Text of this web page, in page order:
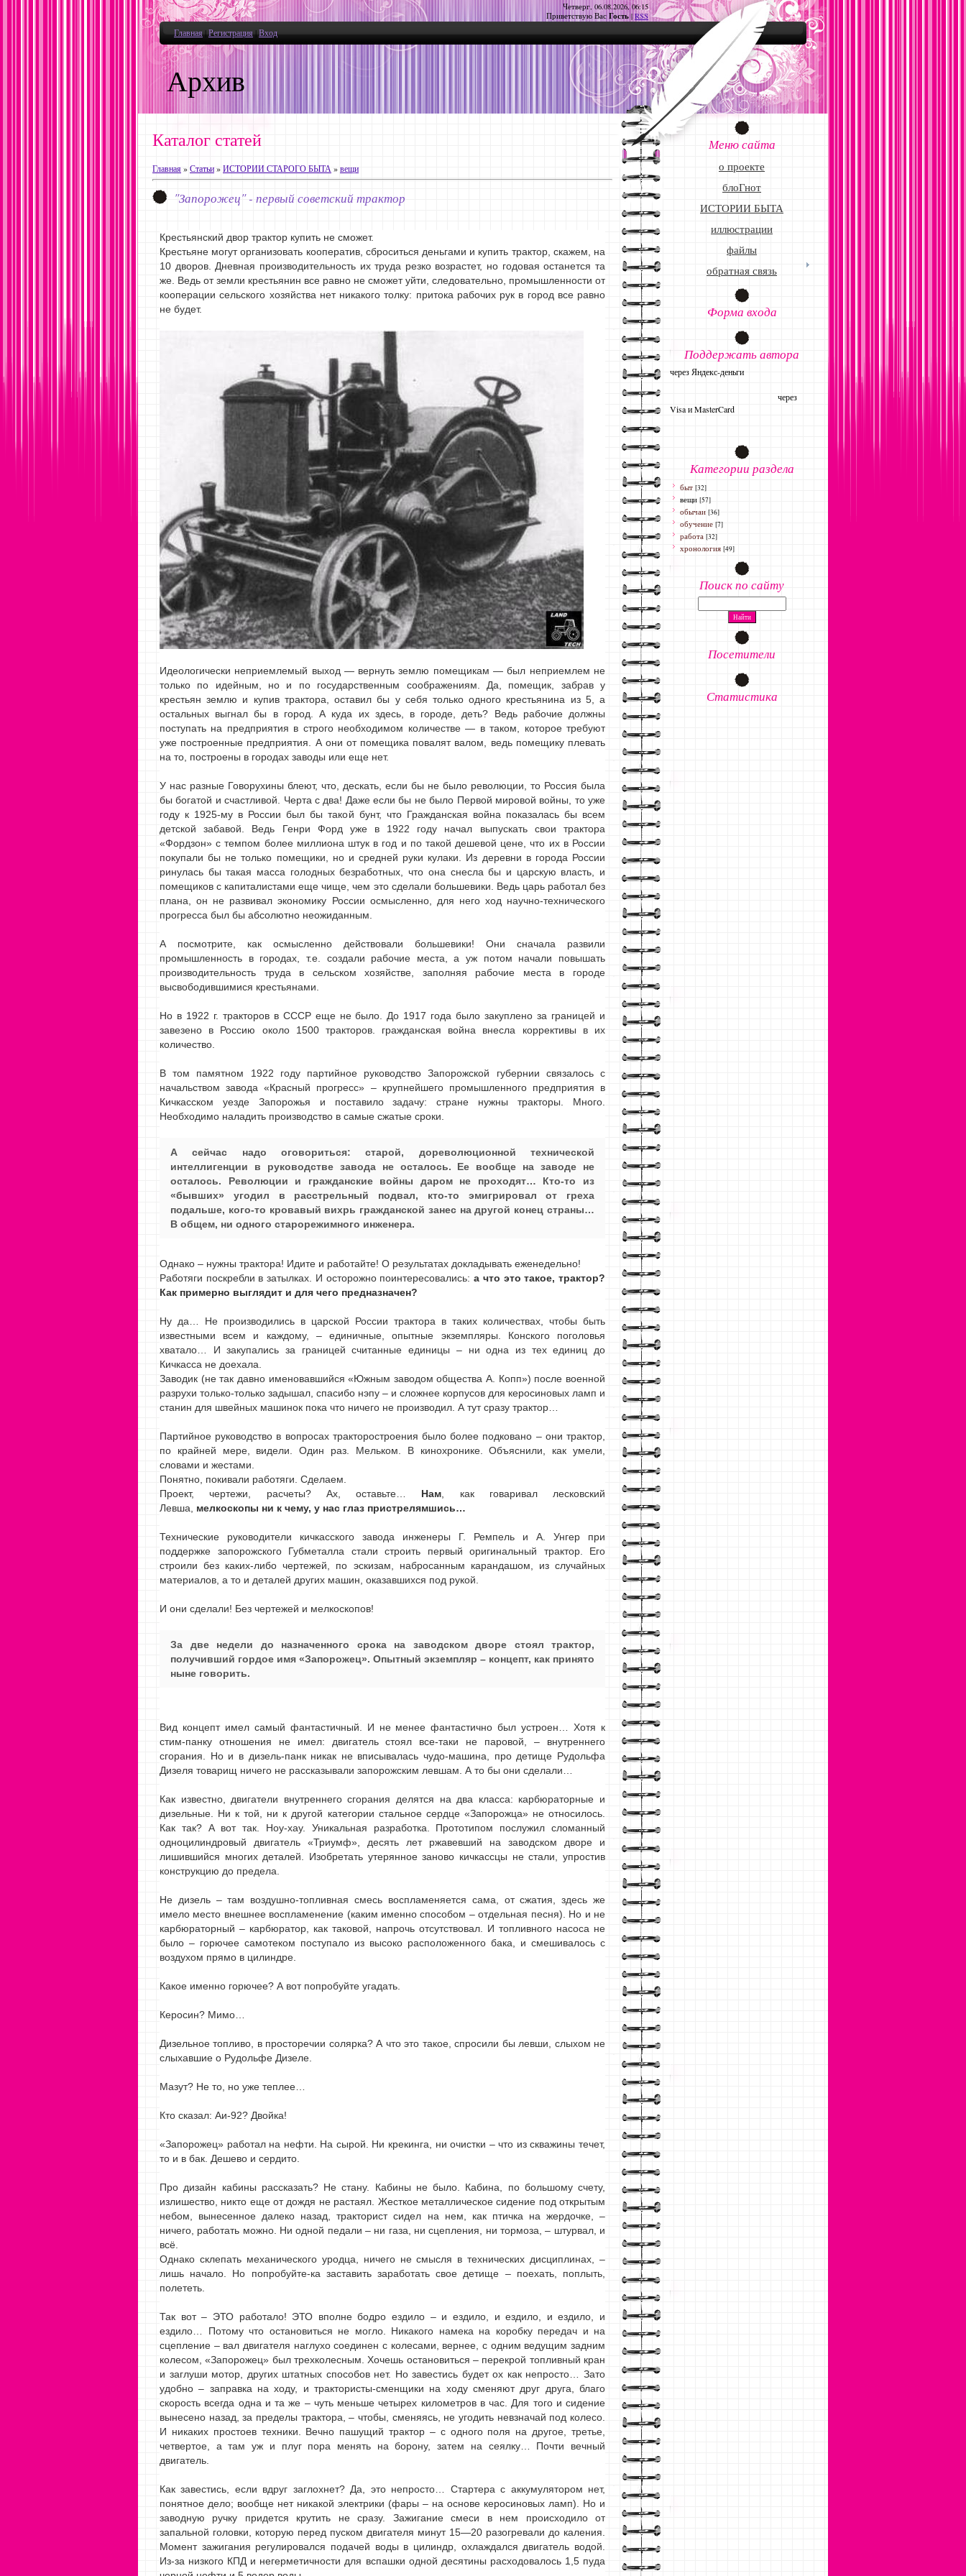
Четверг, 06.08.2026, 06:15
Приветствую Вас Гость | RSS
Архив
Главная|Регистрация|Вход
Каталог статей
Главная»Статьи»ИСТОРИИ СТАРОГО БЫТА »вещи
"Запорожец" - первый советский трактор
Крестьянский двор трактор купить не сможет.
Крестьяне могут организовать кооператив, сброситься деньгами и купить трактор, скажем, на
10 дворов. Дневная производительность их труда резко возрастет, но годовая останется та
же. Ведь от земли крестьянин все равно не сможет уйти, следовательно, промышленности от
кооперации сельского хозяйства нет никакого толку: притока рабочих рук в город все равно
не будет.
Идеологически неприемлемый выход — вернуть землю помещикам — был неприемлем не
только по идейным, но и по государственным соображениям. Да, помещик, забрав у
крестьян землю и купив трактора, оставил бы у себя только одного крестьянина из 5, а
остальных выгнал бы в город. А куда их здесь, в городе, деть? Ведь рабочие должны
поступать на предприятия в строго необходимом количестве — в таком, которое требуют
уже построенные предприятия. А они от помещика повалят валом, ведь помещику плевать
на то, построены в городах заводы или еще нет.
У нас разные Говорухины блеют, что, дескать, если бы не было революции, то Россия была
бы богатой и счастливой. Черта с два! Даже если бы не было Первой мировой войны, то уже
году к 1925-му в России был бы такой бунт, что Гражданская война показалась бы всем
детской забавой. Ведь Генри Форд уже в 1922 году начал выпускать свои трактора
«Фордзон» с темпом более миллиона штук в год и по такой дешевой цене, что их в России
покупали бы не только помещики, но и средней руки кулаки. Из деревни в города России
ринулась бы такая масса голодных безработных, что она снесла бы и царскую власть, и
помещиков с капиталистами еще чище, чем это сделали большевики. Ведь царь работал без
плана, он не развивал экономику России осмысленно, для него ход научно-технического
прогресса был бы абсолютно неожиданным.
А посмотрите, как осмысленно действовали большевики! Они сначала развили
промышленность в городах, т.е. создали рабочие места, а уж потом начали повышать
производительность труда в сельском хозяйстве, заполняя рабочие места в городе
высвободившимися крестьянами.
Но в 1922 г. тракторов в СССР еще не было. До 1917 года было закуплено за границей и
завезено в Россию около 1500 тракторов. гражданская война внесла коррективы в их
количество.
В том памятном 1922 году партийное руководство Запорожской губернии связалось с
начальством завода «Красный прогресс» – крупнейшего промышленного предприятия в
Кичкасском уезде Запорожья и поставило задачу: стране нужны тракторы. Много.
Необходимо наладить производство в самые сжатые сроки.
А сейчас надо оговориться: старой, дореволюционной технической
интеллигенции в руководстве завода не осталось. Ее вообще на заводе не
осталось. Революции и гражданские войны даром не проходят… Кто-то из
«бывших» угодил в расстрельный подвал, кто-то эмигрировал от греха
подальше, кого-то кровавый вихрь гражданской занес на другой конец страны…
В общем, ни одного старорежимного инженера.
Однако – нужны трактора! Идите и работайте! О результатах докладывать еженедельно!
Работяги поскребли в затылках. И осторожно поинтересовались:а что это такое, трактор?
Как примерно выглядит и для чего предназначен?
Ну да… Не производились в царской России трактора в таких количествах, чтобы быть
известными всем и каждому, – единичные, опытные экземпляры. Конского поголовья
хватало… И закупались за границей считанные единицы – ни одна из тех единиц до
Кичкасса не доехала.
Заводик (не так давно именовавшийся «Южным заводом общества А. Копп») после военной
разрухи только-только задышал, спасибо нэпу – и сложнее корпусов для керосиновых ламп и
станин для швейных машинок пока что ничего не производил. А тут сразу трактор…
Партийное руководство в вопросах тракторостроения было более подковано – они трактор,
по крайней мере, видели. Один раз. Мельком. В кинохронике. Объяснили, как умели,
словами и жестами.
Понятно, покивали работяги. Сделаем.
Проект, чертежи, расчеты? Ах, оставьте… Нам , как говаривал лесковский
Левша, мелкоскопы ни к чему, у нас глаз пристрелямшись…
Технические руководители кичкасского завода инженеры Г. Ремпель и А. Унгер при
поддержке запорожского Губметалла стали строить первый оригинальный трактор. Его
строили без каких-либо чертежей, по эскизам, набросанным карандашом, из случайных
материалов, а то и деталей других машин, оказавшихся под рукой.
И они сделали! Без чертежей и мелкоскопов!
За две недели до назначенного срока на заводском дворе стоял трактор,
получивший гордое имя «Запорожец». Опытный экземпляр – концепт, как принято
ныне говорить.
Вид концепт имел самый фантастичный. И не менее фантастично был устроен… Хотя к
стим-панку отношения не имел: двигатель стоял все-таки не паровой, – внутреннего
сгорания. Но и в дизель-панк никак не вписывалась чудо-машина, про детище Рудольфа
Дизеля товарищ ничего не рассказывали запорожским левшам. А то бы они сделали…
Как известно, двигатели внутреннего сгорания делятся на два класса: карбюраторные и
дизельные. Ни к той, ни к другой категории стальное сердце «Запорожца» не относилось.
Как так? А вот так. Ноу-хау. Уникальная разработка. Прототипом послужил сломанный
одноцилиндровый двигатель «Триумф», десять лет ржавевший на заводском дворе и
лишившийся многих деталей. Изобретать утерянное заново кичкассцы не стали, упростив
конструкцию до предела.
Не дизель – там воздушно-топливная смесь воспламеняется сама, от сжатия, здесь же
имело место внешнее воспламенение (каким именно способом – отдельная песня). Но и не
карбюраторный – карбюратор, как таковой, напрочь отсутствовал. И топливного насоса не
было – горючее самотеком поступало из высоко расположенного бака, и смешивалось с
воздухом прямо в цилиндре.
Какое именно горючее? А вот попробуйте угадать.
Керосин? Мимо…
Дизельное топливо, в просторечии солярка? А что это такое, спросили бы левши, слыхом не
слыхавшие о Рудольфе Дизеле.
Мазут? Не то, но уже теплее…
Кто сказал: Аи-92? Двойка!
«Запорожец» работал на нефти. На сырой. Ни крекинга, ни очистки – что из скважины течет,
то и в бак. Дешево и сердито.
Про дизайн кабины рассказать? Не стану. Кабины не было. Кабина, по большому счету,
излишество, никто еще от дождя не растаял. Жесткое металлическое сидение под открытым
небом, вынесенное далеко назад, тракторист сидел на нем, как птичка на жердочке, –
ничего, работать можно. Ни одной педали – ни газа, ни сцепления, ни тормоза, – штурвал, и
всё.
Однако склепать механического уродца, ничего не смысля в технических дисциплинах, –
лишь начало. Но попробуйте-ка заставить заработать свое детище – поехать, поплыть,
полететь.
Так вот – ЭТО работало! ЭТО вполне бодро ездило – и ездило, и ездило, и ездило, и
ездило… Потому что остановиться не могло. Никакого намека на коробку передач и на
сцепление – вал двигателя наглухо соединен с колесами, вернее, с одним ведущим задним
колесом, «Запорожец» был трехколесным. Хочешь остановиться – перекрой топливный кран
и заглуши мотор, других штатных способов нет. Но завестись будет ох как непросто… Зато
удобно – заправка на ходу, и трактористы-сменщики на ходу сменяют друг друга, благо
скорость всегда одна и та же – чуть меньше четырех километров в час. Для того и сидение
вынесено назад, за пределы трактора, – чтобы, сменяясь, не угодить невзначай под колесо.
И никаких простоев техники. Вечно пашущий трактор – с одного поля на другое, третье,
четвертое, а там уж и плуг пора менять на борону, затем на сеялку… Почти вечный
двигатель.
Как завестись, если вдруг заглохнет? Да, это непросто… Стартера с аккумулятором нет,
понятное дело; вообще нет никакой электрики (фары – на основе керосиновых ламп). Но и
заводную ручку придется крутить не сразу. Зажигание смеси в нем происходило от
запальной головки, которую перед пуском двигателя минут 15—20 разогревали до каления.
Момент зажигания регулировался подачей воды в цилиндр, охлаждался двигатель водой.
Из-за низкого КПД и негерметичности для вспашки одной десятины расходовалось 1,5 пуда
Меню сайта
о проекте
блоГнот
ИСТОРИИ БЫТА
иллюстрации
файлы
обратная связь
Форма входа
Поддержать автора
через Яндекс-деньги
через
Visa и MasterCard
Категории раздела
быт [32]
вещи [57]
обычаи [36]
обучение [7]
работа [32]
хронология [49]
Поиск по сайту
Посетители
Статистика